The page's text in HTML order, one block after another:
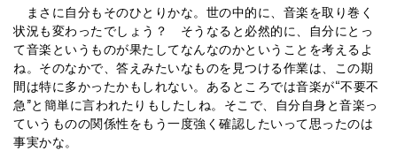
まさに自分もそのひとりかな。世の中的に、音楽を取り巻く
状況も変わったでしょう？ そうなると必然的に、自分にとっ
て音楽というものが果たしてなんなのかということを考えるよ
ね。そのなかで、答えみたいなものを見つける作業は、この期
間は特に多かったかもしれない。あるところでは音楽が“不要不
急”と簡単に言われたりもしたしね。そこで、自分自身と音楽っ
ていうものの関係性をもう一度強く確認したいって思ったのは
事実かな。